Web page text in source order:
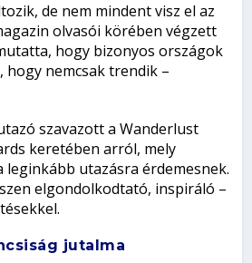
de nem mindent visz el az
olvasói körében végzett
hogy bizonyos országok
hogy nemcsak trendik –
szavazott a Wanderlust
keretében arról, mely
utazásra érdemesnek.
elgondolkodtató, inspiráló –
jutalma